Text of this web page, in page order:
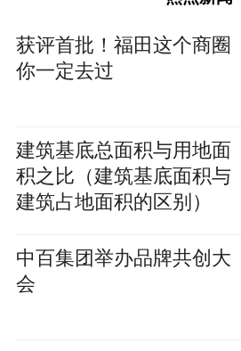
获评首批！福田这个商圈
你一定去过
建筑基底总面积与用地面
积之比（建筑基底面积与
建筑占地面积的区别）
中百集团举办品牌共创大
会